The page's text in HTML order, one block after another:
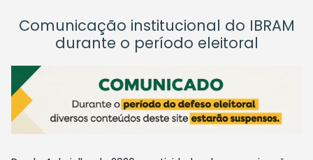
Comunicação institucional do IBRAM
durante o período eleitoral